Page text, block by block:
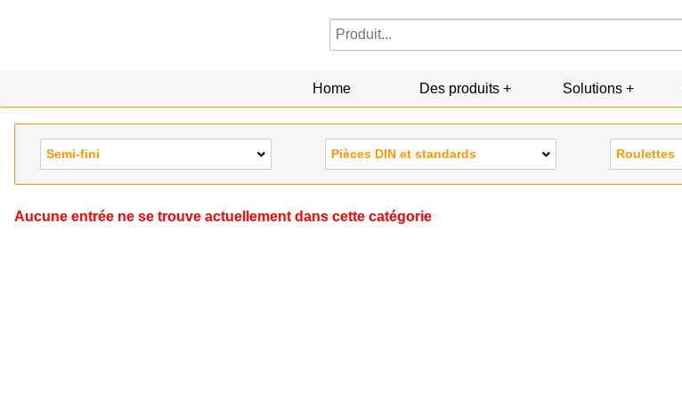
Home Des produits Solutions
Semi-fini Pièces DIN et standards Roulettes
Aucune entrée ne se trouve actuellement dans cette catégorie